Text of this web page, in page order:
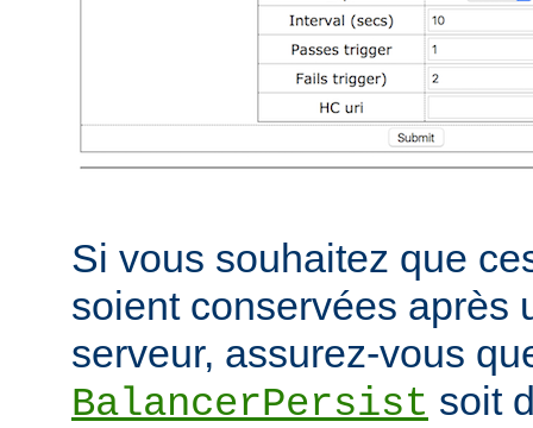
Si vous souhaitez que
soient conservées après
serveur, assurez-vous
BalancerPersist soit